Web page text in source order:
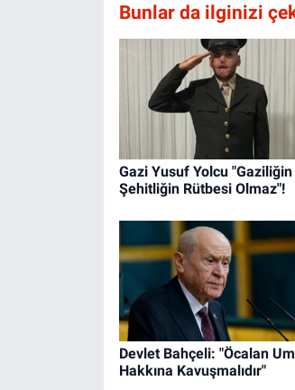
Bunlar da ilginizi
Gazi Yusuf Yolcu
Şehitliğin Rütbesi Olmaz"!
Devlet Bahçeli: "Öcalan
Hakkına Kavuşmalıdır"